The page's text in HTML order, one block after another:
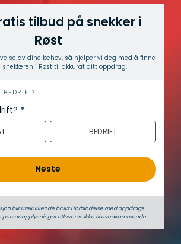
tilbud på snekker i
Røst
av dine behov, så hjelper vi deg med å finne
snekkeren i Røst til akkurat ditt oppdrag.
BEDRIFT?
*
BEDRIFT
Neste
blir utelukkende brukt i forbindelse med oppdrags­
person­­opplysninger utleveres ikke til uvedkommende.